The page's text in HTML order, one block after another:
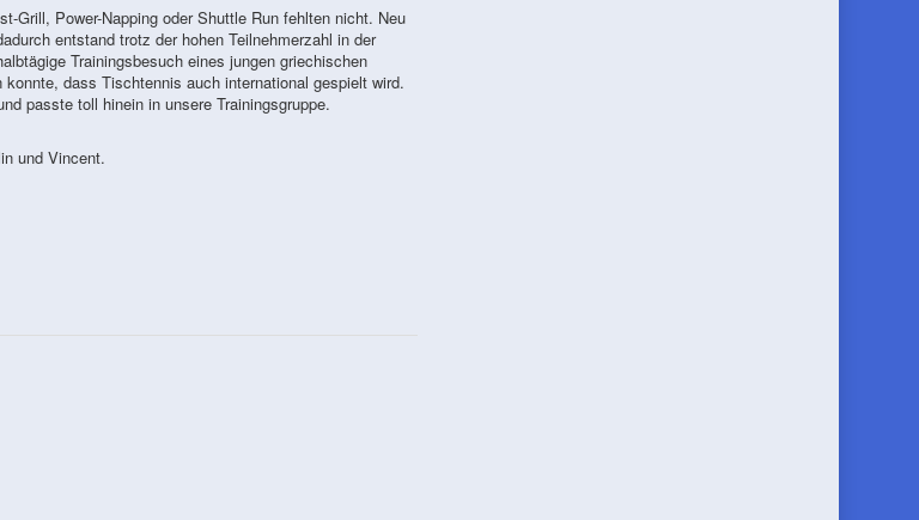
Grill, Power-Napping oder Shuttle Run fehlten nicht. Neu
entstand trotz der hohen Teilnehmerzahl in der
Trainingsbesuch eines jungen griechischen
dass Tischtennis auch international gespielt wird.
passte toll hinein in unsere Trainingsgruppe.
und Vincent.